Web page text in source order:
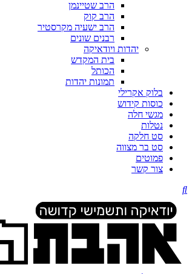
הרב שטיינמן
הרב קוק
הרב ישעיה מקרסטיר
רבנים שונים
יהדות ויודאיקה
בית המקדש
הכותל
תמונות יהדות
בלוק אקרילי
כוסות קידוש
מגשי חלה
נטלות
סט חלקה
סט בר מצווה
פמוטים
צור קשר